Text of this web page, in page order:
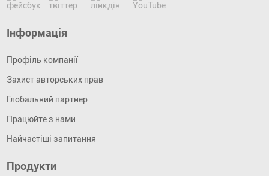
Інформація
Профіль компанії
Захист авторських прав
Глобальний партнер
Працюйте з нами
Найчастіші запитання
Продукти